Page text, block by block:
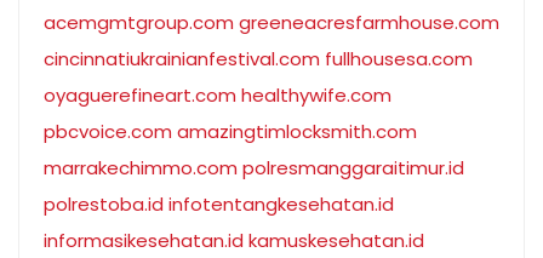
acemgmtgroup.com greeneacresfarmhouse.com
cincinnatiukrainianfestival.com fullhousesa.com
oyaguerefineart.com healthywife.com
pbcvoice.com amazingtimlocksmith.com
marrakechimmo.com polresmanggaraitimur.id
polrestoba.id infotentangkesehatan.id
informasikesehatan.id kamuskesehatan.id